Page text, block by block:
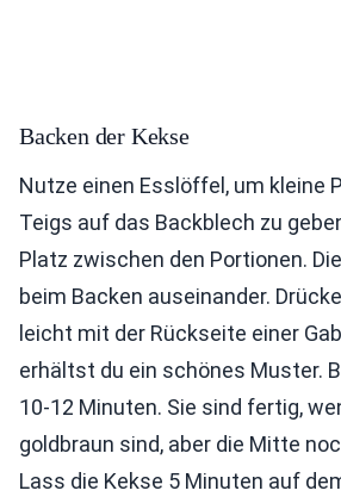
Backen der Kekse
Nutze einen Esslöffel, um kleine
Teigs auf das Backblech zu
Platz zwischen den Portionen.
beim Backen auseinander.
leicht mit der Rückseite einer
erhältst du ein schönes Muster.
10-12 Minuten. Sie sind fertig,
goldbraun sind, aber die Mitte
Lass die Kekse 5 Minuten auf